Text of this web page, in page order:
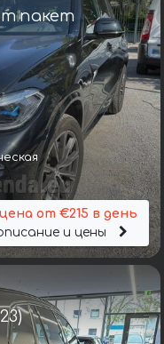
пакет
цена от €215 в день
и цены